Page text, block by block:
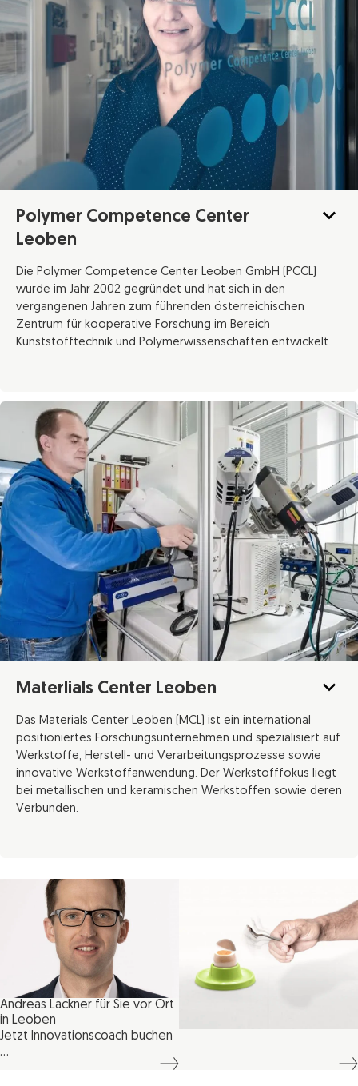
Polymer Competence Center
Leoben
Die Polymer Competence Center Leoben GmbH (PCCL)
wurde im Jahr 2002 gegründet und hat sich in den
vergangenen Jahren zum führenden österreichischen
Zentrum für kooperative Forschung im Bereich
Kunststofftechnik und Polymerwissenschaften entwickelt.
Materlials Center Leoben
Das Materials Center Leoben (MCL) ist ein international
positioniertes Forschungsunternehmen und spezialisiert auf
Werkstoffe, Herstell- und Verarbeitungsprozesse sowie
innovative Werkstoffanwendung. Der Werkstofffokus liegt
bei metallischen und keramischen Werkstoffen sowie deren
Verbunden.
Andreas Lackner für Sie vor Ort
in Leoben
Jetzt Innovationscoach buchen
...